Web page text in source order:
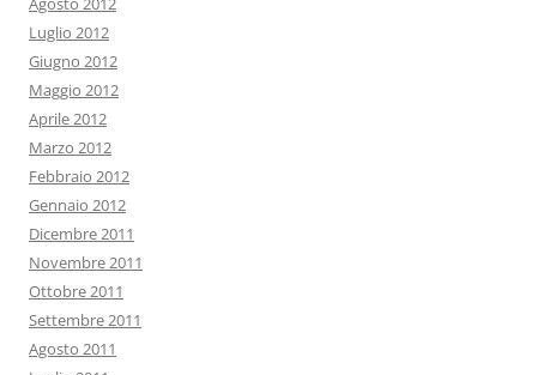
Luglio 2012
Giugno 2012
Maggio 2012
Aprile 2012
Marzo 2012
Febbraio 2012
Gennaio 2012
Dicembre 2011
Novembre 2011
Ottobre 2011
Settembre 2011
Agosto 2011